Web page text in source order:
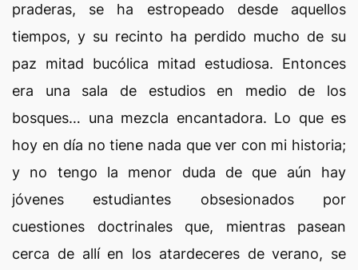
praderas, se ha estropeado desde aquellos
tiempos, y su recinto ha perdido mucho de su
paz mitad bucólica mitad estudiosa. Entonces
era una sala de estudios en medio de los
bosques… una mezcla encantadora. Lo que es
hoy en día no tiene nada que ver con mi historia;
y no tengo la menor duda de que aún hay
jóvenes estudiantes obsesionados por
cuestiones doctrinales que, mientras pasean
cerca de allí en los atardeceres de verano, se